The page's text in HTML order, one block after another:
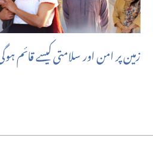
زمین پر امن اور سلامتی کیسے قائم